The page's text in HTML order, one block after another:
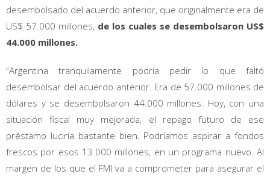
desembolsado del acuerdo anterior, que originalmente era de
US$ 57.000 millones, de los cuales se desembolsaron US$
44.000 millones.
“Argentina tranquilamente podría pedir lo que faltó
desembolsar del acuerdo anterior. Era de 57.000 millones de
dólares y se desembolsaron 44.000 millones. Hoy, con una
situación fiscal muy mejorada, el repago futuro de ese
préstamo luciría bastante bien. Podríamos aspirar a fondos
frescos por esos 13.000 millones, en un programa nuevo. Al
margen de los que el FMI va a comprometer para asegurar el